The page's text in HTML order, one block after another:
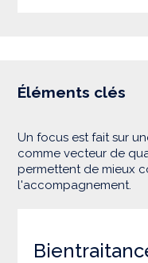
Éléments clés
Un focus est fait sur
comme vecteur de
permettent de mieux
l'accompagnement.